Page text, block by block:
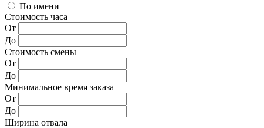
По имени
Стоимость часа
От
До
Стоимость смены
От
До
Минимальное время заказа
От
До
Ширина отвала